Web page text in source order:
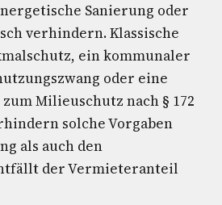
Sanierung oder
verhindern. Klassische
ein kommunaler
oder eine
Milieuschutz nach § 172
solche Vorgaben
als auch den
der Vermieteranteil